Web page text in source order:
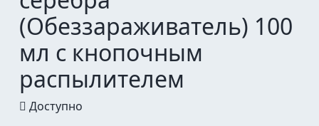
(Обеззараживатель) 100
мл с кнопочным
распылителем
Доступно